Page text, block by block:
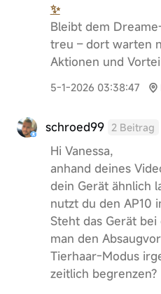
✨
Bleibt dem
treu – dort warten
Aktionen und
5-1-2026 03:38:47
schroed99 2 Beitrag
Hi Vanessa,
anhand deines
dein Gerät ähnlich
nutzt du den AP10
Steht das Gerät bei
man den
Tierhaar-Modus
zeitlich begrenzen?